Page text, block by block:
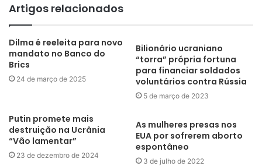
Artigos relacionados
Dilma é reeleita para novo
mandato no Banco do
Brics
24 de março de 2025
Bilionário ucraniano
“torra” própria fortuna
para financiar soldados
voluntários contra Rússia
5 de março de 2023
Putin promete mais
destruição na Ucrânia
“Vão lamentar”
23 de dezembro de 2024
As mulheres presas nos
EUA por sofrerem aborto
espontâneo
3 de julho de 2022